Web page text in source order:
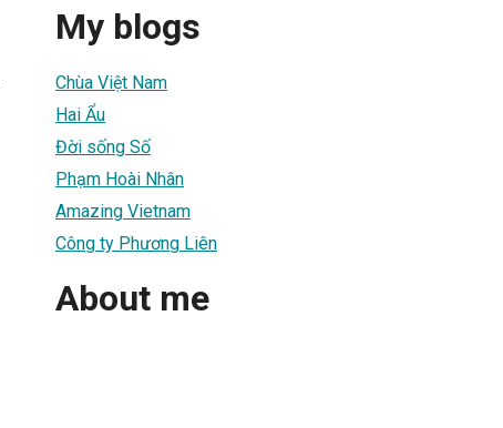
My blogs
Chùa Việt Nam
Hai Ẩu
Đời sống Số
Phạm Hoài Nhân
Amazing Vietnam
Công ty Phương Liên
About me